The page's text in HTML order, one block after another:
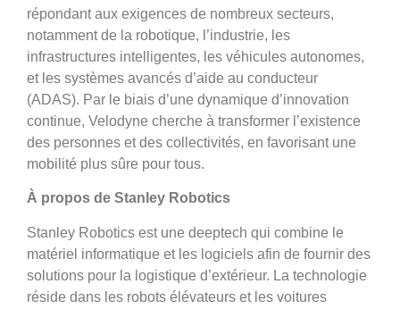
répondant aux exigences de nombreux secteurs,
notamment de la robotique, l’industrie, les
infrastructures intelligentes, les véhicules autonomes,
et les systèmes avancés d’aide au conducteur
(ADAS). Par le biais d’une dynamique d’innovation
continue, Velodyne cherche à transformer l’existence
des personnes et des collectivités, en favorisant une
mobilité plus sûre pour tous.
À propos de Stanley Robotics
Stanley Robotics est une deeptech qui combine le
matériel informatique et les logiciels afin de fournir des
solutions pour la logistique d’extérieur. La technologie
réside dans les robots élévateurs et les voitures